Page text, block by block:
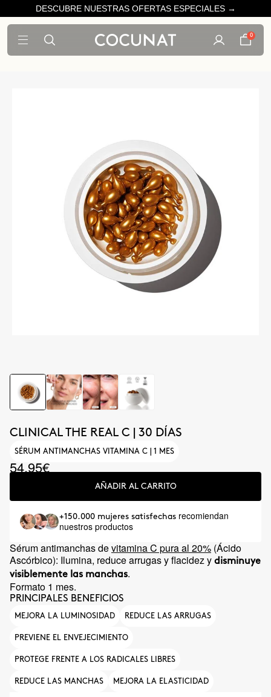
DESCUBRE NUESTRAS OFERTAS ESPECIALES →
0
CLINICAL THE REAL C | 30 DÍAS
SÉRUM ANTIMANCHAS VITAMINA C | 1 MES
54.95€
AÑADIR AL CARRITO
+150.000 mujeres satisfechas recomiendan
nuestros productos
Sérum antimanchas devitamina C pura al 20% (Ácido
Ascórbico): Ilumina, reduce arrugas y flacidez y disminuye
visiblemente las manchas.
Formato 1 mes.
PRINCIPALES BENEFICIOS
MEJORA LA LUMINOSIDAD REDUCE LAS ARRUGAS
PREVIENE EL ENVEJECIMIENTO
PROTEGE FRENTE A LOS RADICALES LIBRES
REDUCE LAS MANCHAS MEJORA LA ELASTICIDAD